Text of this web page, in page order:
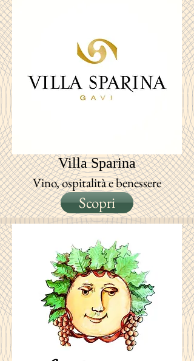
Villa Sparina
Vino, ospitalità e benessere
Scopri